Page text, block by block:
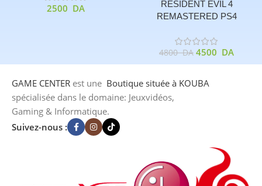
2500 DA
RESIDENT EVIL 4
REMASTERED PS4
4800DA 4500 DA
GAME CENTER est une Boutique située à KOUBA
spécialisée dans le domaine: Jeuxvidéos,
Gaming & Informatique.
Suivez-nous :